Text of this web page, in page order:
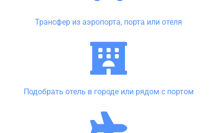
Трансфер из аэропорта, порта или отеля
Подобрать отель в городе или рядом с портом